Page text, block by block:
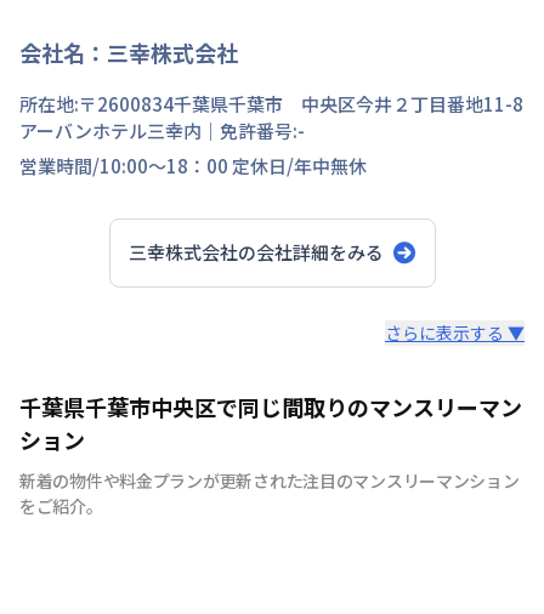
会社名： 三幸株式会社
所在地:〒2600834千葉県千葉市 中央区今井２丁目番地11-8
アーバンホテル三幸内 ｜免許番号:-
営業時間/10:00～18：00 定休日/年中無休
三幸株式会社の会社詳細をみる
☆皆様のお越しをスタッフ一同心よりお待ちしてます。
さらに表示する ▼
千葉県千葉市中央区で同じ間取りのマンスリーマン
ション
新着の物件や料金プランが更新された注目のマンスリーマンション
をご紹介。